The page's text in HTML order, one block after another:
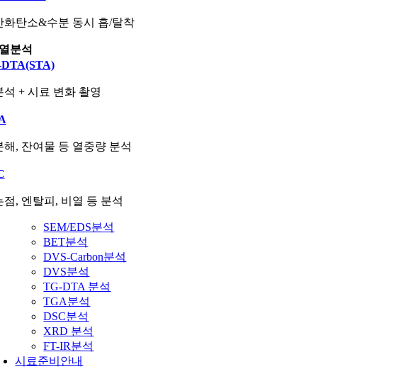
화탄소&수분 동시 흡/탈착
분석
석 + 시료 변화 촬영
해, 잔여물 등 열중량 분석
점, 엔탈피, 비열 등 분석
SEM/EDS분석
BET분석
DVS-Carbon분석
DVS분석
TG-DTA 분석
TGA분석
DSC분석
XRD 분석
FT-IR분석
시료준비안내